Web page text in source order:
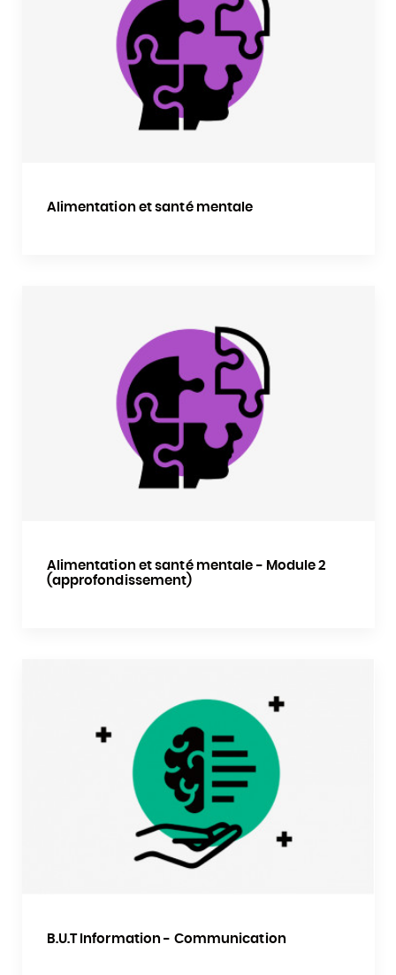
Alimentation et santé mentale
Alimentation et santé mentale - Module 2
(approfondissement)
B.U.T Information - Communication